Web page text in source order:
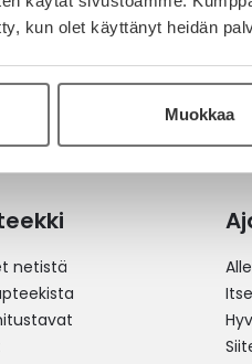
kun olet käyttänyt heidän
Muokkaa
netistä